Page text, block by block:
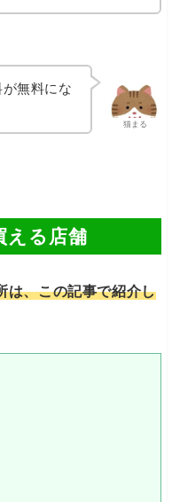
猫まる
無料にな
える店舗
は、この記事で紹介し